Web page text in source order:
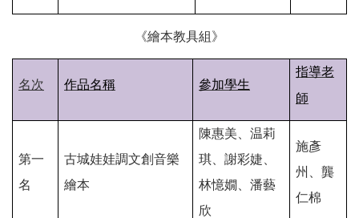
《繪本教具組》
名次 作品名稱 參加學生
指導老
師
第一
名
古城娃娃調文創音樂
繪本
陳惠美、温莉
琪、謝彩婕、
林憶嫺、潘藝
欣
施彥
州、龔
仁棉